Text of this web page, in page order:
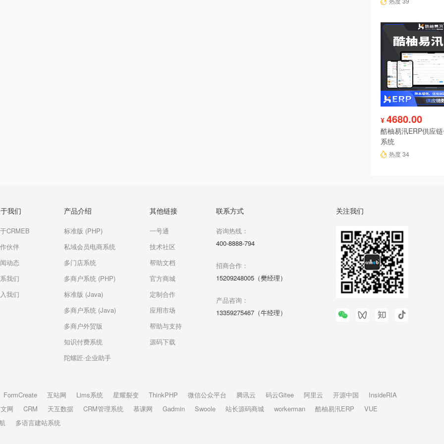
¥ 4680.00
酷柚易汛ERP供应
系统
热度 34
我们
CRMEB
伙伴
动态
我们
我们
产品介绍
标准版 (PHP)
私域会员电商系统
多门店系统
多商户系统 (PHP)
标准版 (Java)
多商户系统 (Java)
多商户外贸版
知识付费系统
陀螺匠·企业助手
其他链接
一号通
技术社区
帮助文档
官方商城
定制合作
应用市场
帮助与支持
源码下载
联系方式
咨询热线：
400-8888-794
招商合作：
15209248005（樊经理）
产品咨询：
13359275467（牛经理）
关注我们
FormCreate 互站网 Lims系统 星耀裂变 ThinkPHP 微信公众平台 腾讯云 码云Gitee 阿里云 开源中国
InsideRIA
网 CRM 天互数据 CRM管理系统 慕课网 Gadmin Swoole 站长源码商城 workerman 酷柚易汛ERP
VUE
多语言建站系统